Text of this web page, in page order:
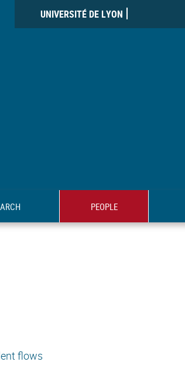
UNIVERSITÉ DE LYON
PEOPLE
flows